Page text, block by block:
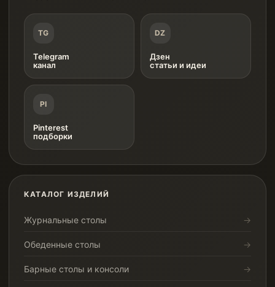
TG
Telegram
канал
DZ
Дзен
статьи и идеи
PI
Pinterest
подборки
КАТАЛОГ ИЗДЕЛИЙ
Журнальные столы
Обеденные столы
Барные столы и консоли